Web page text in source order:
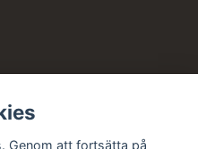
Genom att fortsätta på